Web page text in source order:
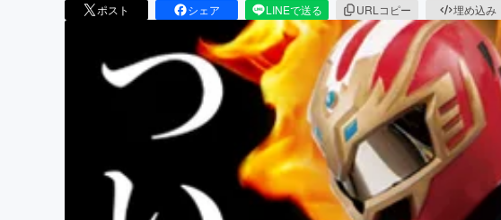
ポスト シェア LINEで送る URLコピー 埋め込み